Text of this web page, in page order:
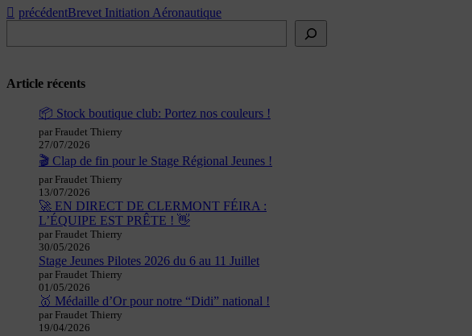
précédentBrevet Initiation Aéronautique
Article récents
📦 Stock boutique club: Portez nos couleurs !
par Fraudet Thierry
27/07/2026
🎬 Clap de fin pour le Stage Régional Jeunes !
par Fraudet Thierry
13/07/2026
🚀 EN DIRECT DE CLERMONT FÉIRA :
L’ÉQUIPE EST PRÊTE ! 👋
par Fraudet Thierry
30/05/2026
Stage Jeunes Pilotes 2026 du 6 au 11 Juillet
par Fraudet Thierry
01/05/2026
🥇 Médaille d’Or pour notre “Didi” national !
par Fraudet Thierry
19/04/2026